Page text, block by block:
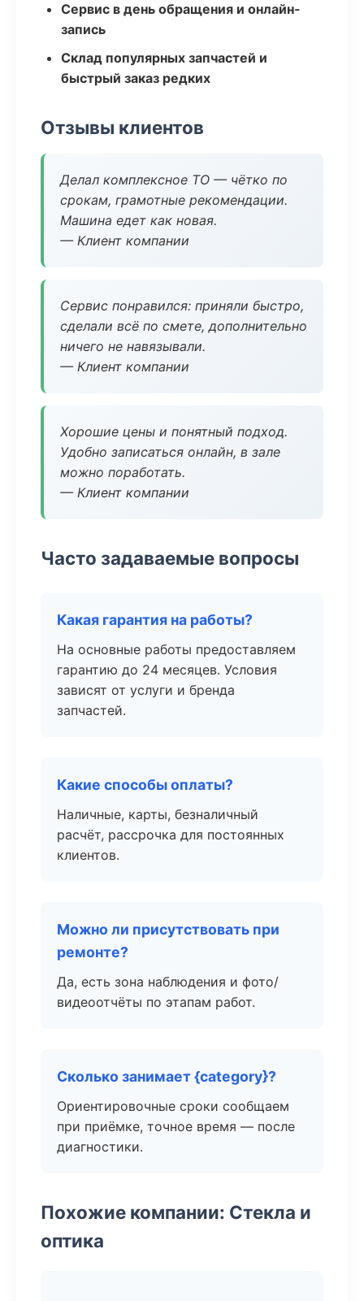
Сервис в день обращения и онлайн-
запись
Склад популярных запчастей и
быстрый заказ редких
Отзывы клиентов
Делал комплексное ТО — чётко по
срокам, грамотные рекомендации.
Машина едет как новая.
— Клиент компании
Сервис понравился: приняли быстро,
сделали всё по смете, дополнительно
ничего не навязывали.
— Клиент компании
Хорошие цены и понятный подход.
Удобно записаться онлайн, в зале
можно поработать.
— Клиент компании
Часто задаваемые вопросы
Какая гарантия на работы?
На основные работы предоставляем
гарантию до 24 месяцев. Условия
зависят от услуги и бренда
запчастей.
Какие способы оплаты?
Наличные, карты, безналичный
расчёт, рассрочка для постоянных
клиентов.
Можно ли присутствовать при
ремонте?
Да, есть зона наблюдения и фото/
видеоотчёты по этапам работ.
Сколько занимает {category}?
Ориентировочные сроки сообщаем
при приёмке, точное время — после
диагностики.
Похожие компании: Стекла и
оптика